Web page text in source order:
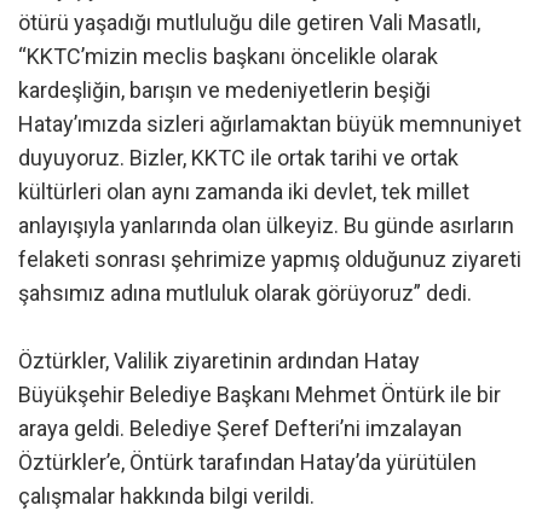
ötürü yaşadığı mutluluğu dile getiren Vali Masatlı,
“KKTC’mizin meclis başkanı öncelikle olarak
kardeşliğin, barışın ve medeniyetlerin beşiği
Hatay’ımızda sizleri ağırlamaktan büyük memnuniyet
duyuyoruz. Bizler, KKTC ile ortak tarihi ve ortak
kültürleri olan aynı zamanda iki devlet, tek millet
anlayışıyla yanlarında olan ülkeyiz. Bu günde asırların
felaketi sonrası şehrimize yapmış olduğunuz ziyareti
şahsımız adına mutluluk olarak görüyoruz” dedi.
Öztürkler, Valilik ziyaretinin ardından Hatay
Büyükşehir Belediye Başkanı Mehmet Öntürk ile bir
araya geldi. Belediye Şeref Defteri’ni imzalayan
Öztürkler’e, Öntürk tarafından Hatay’da yürütülen
çalışmalar hakkında bilgi verildi.